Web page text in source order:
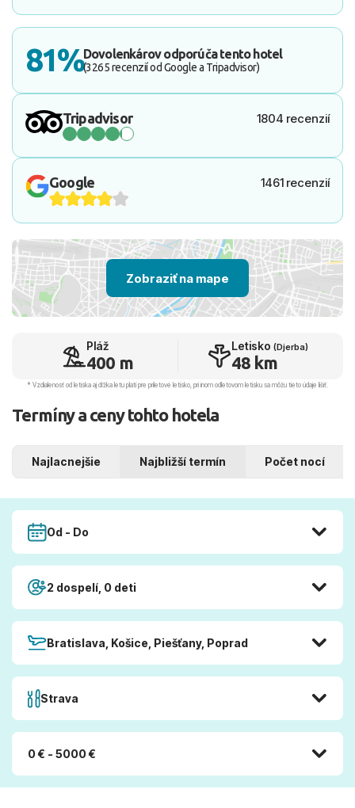
81%Dovolenkárov odporúča tento hotel
(3265 recenzií od Google a Tripadvisor)
Tripadvisor 1804 recenzií
Google 1461 recenzií
Zobraziť na mape
Pláž
400 m
Letisko (Djerba)
48 km
* Vzdialenosť od letiska aj dľžka letu platí pre príletové letisko, pri inom odletovom letisku sa môžu tieto údaje líšiť.
Termíny a ceny tohto hotela
Najlacnejšie Najbližší termín Počet nocí
Od - Do
2 dospelí, 0 deti
Bratislava, Košice, Piešťany, Poprad
Strava
0 € - 5000 €